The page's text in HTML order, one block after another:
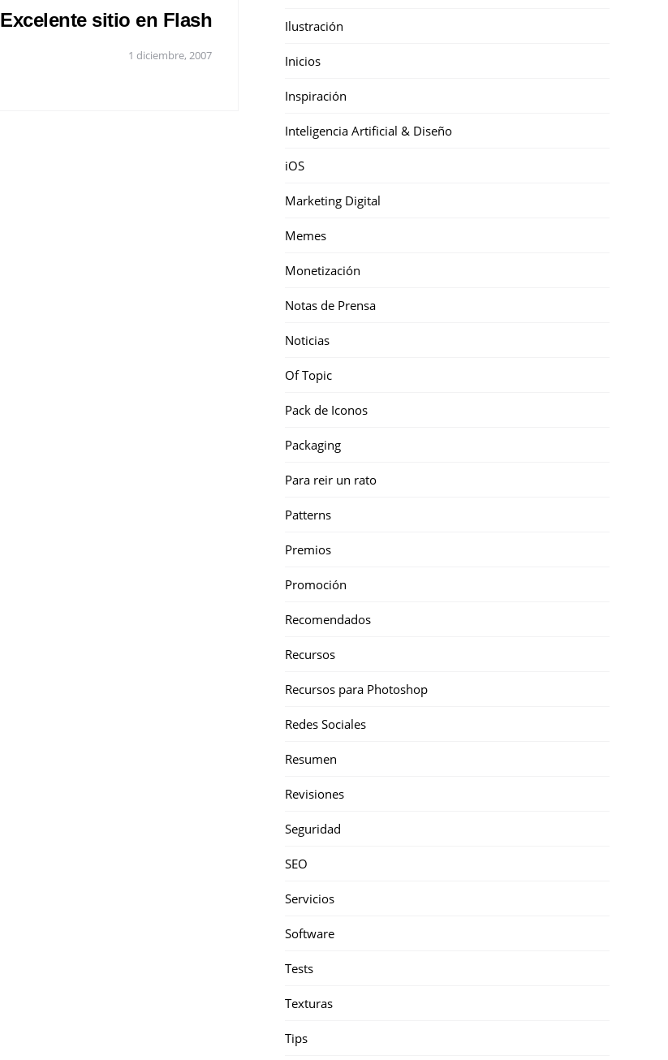
Excelente sitio en Flash
1 diciembre, 2007
Ilustración
Inicios
Inspiración
Inteligencia Artificial & Diseño
iOS
Marketing Digital
Memes
Monetización
Notas de Prensa
Noticias
Of Topic
Pack de Iconos
Packaging
Para reir un rato
Patterns
Premios
Promoción
Recomendados
Recursos
Recursos para Photoshop
Redes Sociales
Resumen
Revisiones
Seguridad
SEO
Servicios
Software
Tests
Texturas
Tips